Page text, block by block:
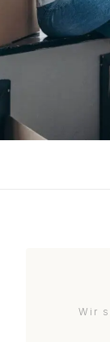
Wir